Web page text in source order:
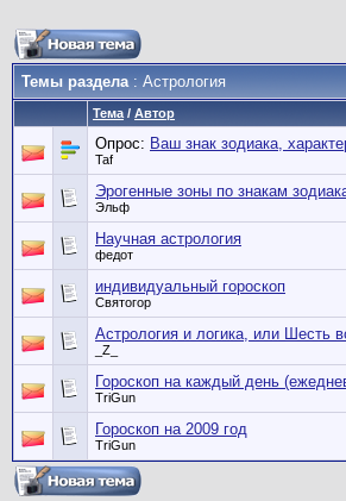
Темы раздела: Астрология
Тема / Автор
Опрос: Ваш знак зодиака,
Taf
Эрогенные зоны по знакам
Эльф
Научная астрология
федот
индивидуальный гороскоп
Святогор
Астрология и логика, или Шесть
_Z_
Гороскоп на каждый день
TriGun
Гороскоп на 2009 год
TriGun